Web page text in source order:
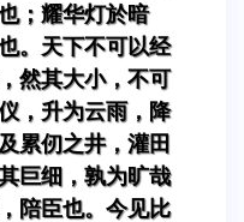
；耀华灯於暗
。天下不可以经
然其大小，不可
，升为云雨，降
累仞之井，灌田
巨细，孰为旷哉
陪臣也。今见比